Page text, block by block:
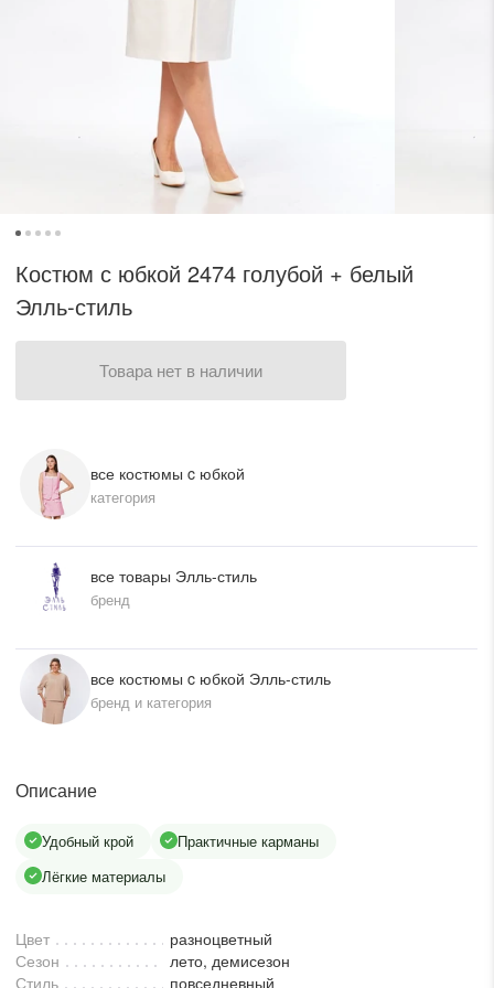
оплата
в WhatsApp
в Viber
в Telegram
в Max
- 19:00
- 15:00
Костюм с юбкой 2474 голубой + белый
Элль-стиль
Товара нет в наличии
все костюмы c юбкой
категория
все товары Элль-стиль
бренд
все костюмы c юбкой Элль-стиль
бренд и категория
Описание
Удобный крой
Практичные карманы
Лёгкие материалы
Цвет
разноцветный
Сезон
лето, демисезон
Стиль
повседневный
трафика, посещаемости сайта.
Нажимая на кнопку «Принять», вы даёте согласие на обработку файлов cookie в
Политикой обработки файлов cookie.